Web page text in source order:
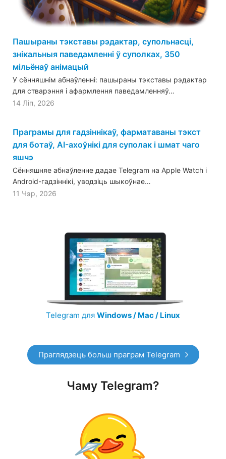
Пашыраны тэкставы рэдактар, супольнасці,
знікальныя паведамленні ў суполках, 350
мільёнаў анімацый
У сённяшнім абнаўленні: пашыраны тэкставы рэдактар
для стварэння і афармлення паведамленняў…
14 Ліп, 2026
Праграмы для гадзіннікаў, фарматаваны тэкст
для ботаў, AI-ахоўнікі для суполак і шмат чаго
яшчэ
Сённяшняе абнаўленне дадае Telegram на Apple Watch і
Android-гадзіннікі, уводзіць шыкоўнае…
11 Чэр, 2026
Telegram для Windows / Mac / Linux
Праглядзець больш праграм Telegram
Чаму Telegram?